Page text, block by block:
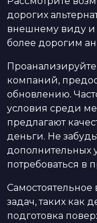
дорогих
внешнему виду и
более дорогим
компаний,
обновлению.
условия среди
предлагают
деньги. Не
дополнительных
потребоваться в
задач, таких как
подготовка